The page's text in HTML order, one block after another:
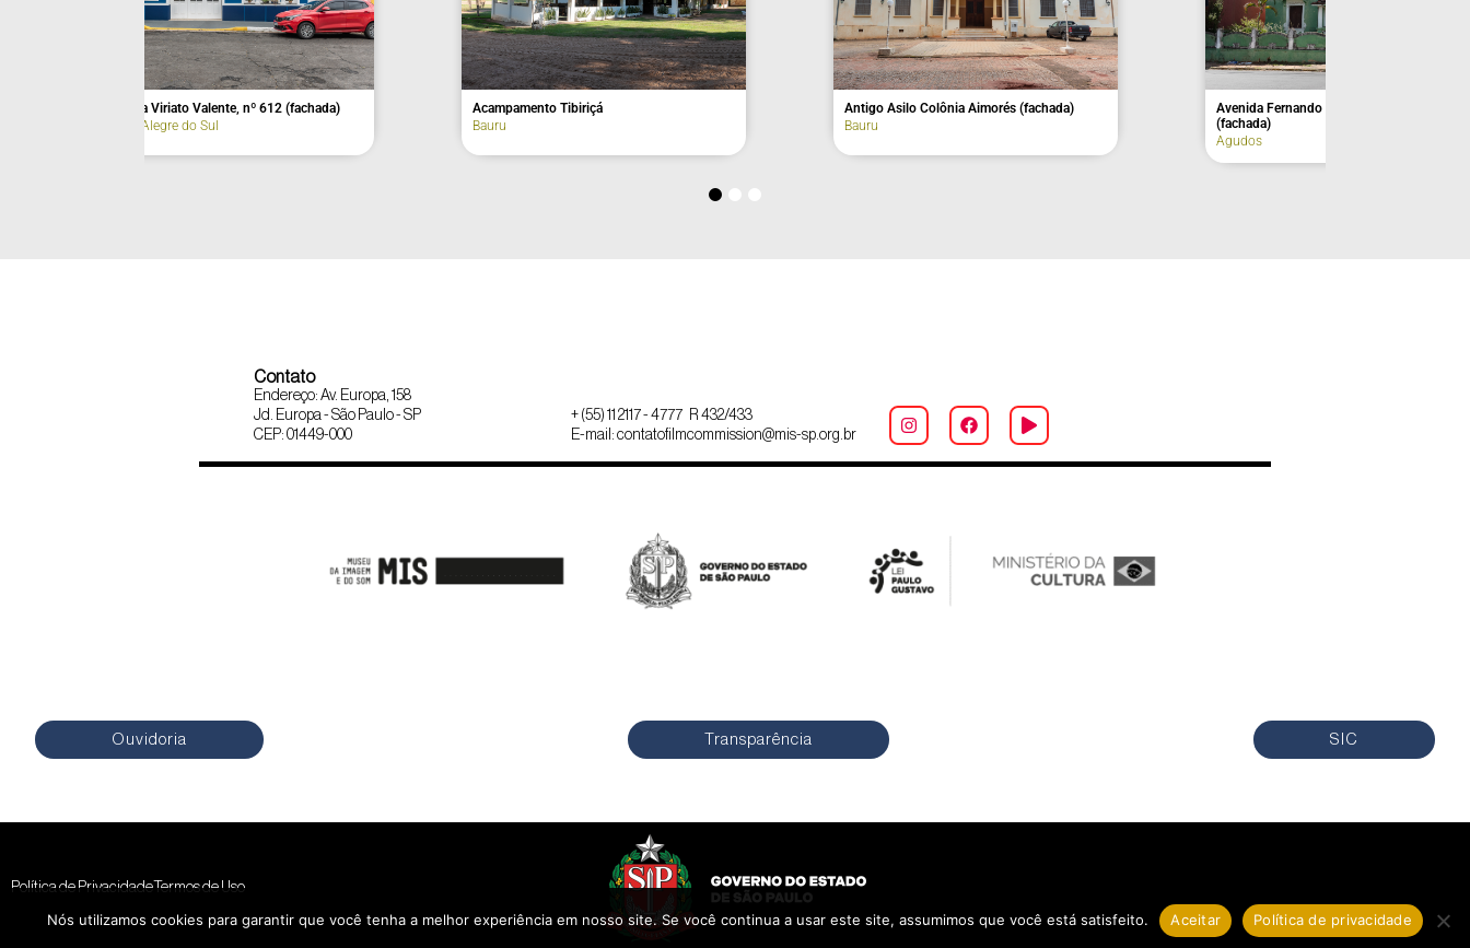
Antigo Asilo Colônia Aimorés (fachada)
Avenida Fernando Machado, nº 221
Avenida Nove de Julho, n° 129 (fachada)
Contato
Endereço: Av. Europa, 158
Jd. Europa - São Paulo - SP
CEP: 01449-000
+ (55) 11 2117 - 4777 R 432/433
E-mail: contatofilmcommission@mis-sp.org.br
Ouvidoria Transparência SIC
Política de Privacidade Termos de Uso
Nós utilizamos cookies para garantir que você tenha a melhor experiência em nosso site. Se você continua a usar este site, assumimos que você está satisfeito. Aceitar Política de privacidade